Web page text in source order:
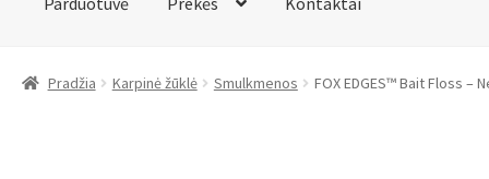
Pradžia Karpinė žūklė Smulkmenos FOX EDGES™ Bait Floss –